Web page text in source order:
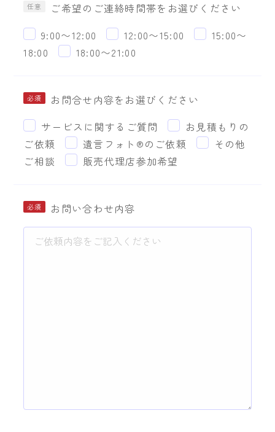
ご希望のご連絡時間帯をお選びください
9:00〜12:00
12:00〜15:00
15:00〜
18:00
18:00〜21:00
お問合せ内容をお選びください
サービスに関するご質問
お見積もりの
ご依頼
遺言フォト®︎のご依頼
その他
ご相談
販売代理店参加希望
お問い合わせ内容